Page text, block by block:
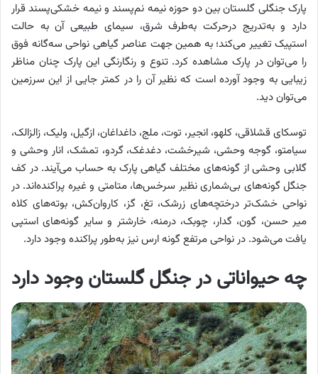
پارک جنگلی گلستان بین دو حوزه نیمه نم‌پسند و نیمه خشکى‌پسند قرار
دارد و به‌تدریج درحرکت به‌طرف شرق، سیماى طبیعى آن به حالت
استپیک تغییر مى‌‌کند؛ به همین جهت عناصر گیاهى نواحى سه‌گانه فوق
را مى‌توان در پارک مشاهده کرد. تنوع و رنگارنگى این پارک چنان مناظر
زیبایى به وجود آورده است که نظیر آن را در کمتر جایى از این سرزمین
مى‌‌توان دید.
توسکاى قشلاقى، کلهو، انجیر، توت، ملج، داغداغان، ازگیل، ولیک، زالزالک،
سیامتو، ‌گوجه وحشى، شیرخشت، دغدغک، گردو، تمشک، انار وحشى و
گلابى وحشى از گونه‌هاى مختلف گیاهى پارک به حساب می‌آیند. در کف
جنگل گونه‌هاى بى‌شمارى نظیر سرخس‌ها، متامتى و غیره پراکنده‌اند. در
نواحى خشک‌تر درختچه‌هاى زرشک، تغ، گز، کاروان‌کش‌، بوته‌هاى کلاه
میر حسن، گون، گدار، چوبک، درمنه، خارشتر و سایر گونه‌هاى استپى
یافت مى‌شود. در نواحى مرتفع گونه ارس نیز به‌طور پراکنده وجود دارد.
چه حیواناتی در جنگل گلستان وجود دارد